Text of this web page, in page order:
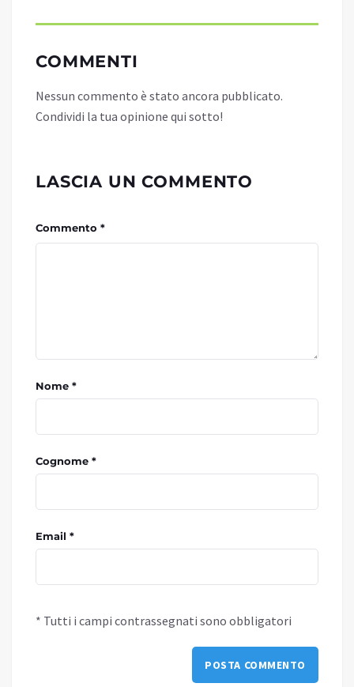
COMMENTI
Nessun commento è stato ancora pubblicato.
Condividi la tua opinione qui sotto!
LASCIA UN COMMENTO
Commento *
Nome *
Cognome *
Email *
* Tutti i campi contrassegnati sono obbligatori